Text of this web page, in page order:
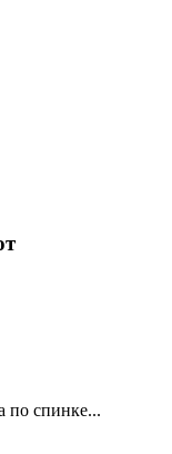
по спинке...